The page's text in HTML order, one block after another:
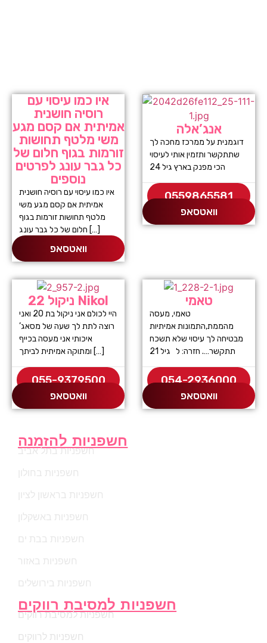
איו כמו עיסוי עם
רוסיה חושנית
אמיתית אם קסם מגע
משי מלטף תחושות
זורמות בגוף חלום של
כל גבר עונג לפרטים
נוספים
איו כמו עיסוי עם רוסיה חושנית
אמיתית אם קסם מגע משי
מלטף תחושות זורמות בגוף
חלום של כל גבר עונג […]
וואטסאפ
אנג’אלה
דוגמנית על ממרכז מחכה לך
שתתקשר ותזמין אותי לעיסוי
הכי מפנק בארץ גיל 24
0559865581
וואטסאפ
ניקול 22 Nikol
היי לכולם אני ניקול בת 20 ואני
רוצה לתת לך שעה של מסאג’
איכותי אני מעסה בכייף
ומתוקה אמיתית לביתך […]
055-9379500
וואטסאפ
טאמי
טאמי, מעסה
מהממת,התמונות אמיתיות
מבטיחה לך עיסוי שלא תשכח
054-2936000
וואטסאפ
חשפניות להזמנה
חשפניות בתל אביב
חשפניות בחולון
חשפניות בראשון לציון
חשפניות באשקלון
חשפניות בבת ים
חשפניות באזור
חשפניות בירושלים
חשפניות למסיבת רווקים
חשפניות למסיבת רווקים
חשפניות לרווקים